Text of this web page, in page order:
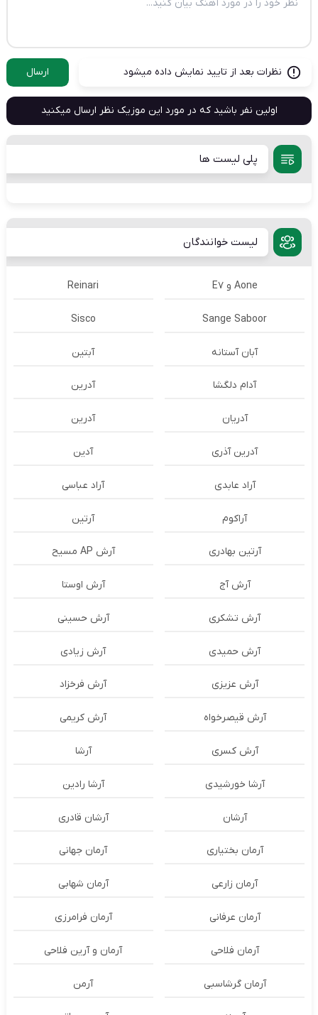
نظرات بعد از تایید نمایش داده میشود ارسال
اولین نفر باشید که در مورد این موزیک نظر ارسال میکنید
پلی لیست ها
لیست خوانندگان
Aone و E7 Reinari
Sange Saboor
Sisco
آبان آستانه آبتین
آدام دلگشا آدرين
آدریان آدرین
آدرین آذری آدین
آراد عابدی آراد عباسی
آراکوم آرتین
آرتین بهادری آرش AP مسیح
آرش آج آرش اوستا
آرش تشکری آرش حسینی
آرش حمیدی آرش زیادی
آرش عزیزی آرش فرخزاد
آرش قیصرخواه آرش کریمی
آرش کسری آرشا
آرشا خورشیدی آرشا رادین
آرشان آرشان قادری
آرمان بختیاری آرمان جهانی
آرمان زارعی آرمان شهابی
آرمان عرفانی آرمان فرامرزی
آرمان فلاحی آرمان و آرین فلاحی
آرمان گرشاسبی آرمن